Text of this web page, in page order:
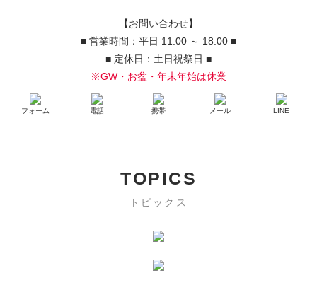
【お問い合わせ】
■ 営業時間：平日 11:00 ～ 18:00 ■
■ 定休日：土日祝祭日 ■
※GW・お盆・年末年始は休業
フォーム 電話 携帯 メール LINE
TOPICS
トピックス